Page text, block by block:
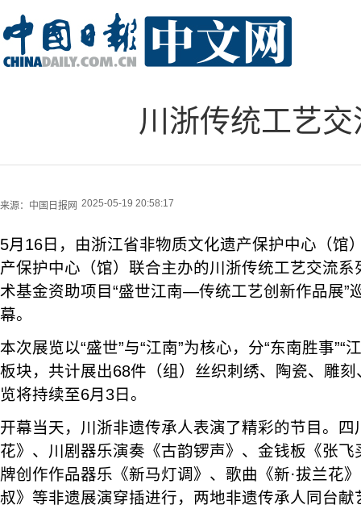
川浙传统工艺
来源： 中国日报网 2025-05-19 20:58:17
5月16日，由浙江省非物质文化遗产保护中心（馆
产保护中心（馆）联合主办的川浙传统工艺交流
术基金资助项目“盛世江南—传统工艺创新作品展”
幕。
本次展览以“盛世”与“江南”为核心，分“东南胜事”“
板块，共计展出68件（组）丝织刺绣、陶瓷、雕
览将持续至6月3日。
开幕当天，川浙非遗传承人表演了精彩的节目。四
花》、川剧器乐演奏《古韵锣声》、金钱板《张
牌创作作品器乐《新马灯调》、歌曲《新·拔兰花
叔》等非遗展演穿插进行，两地非遗传承人同台献